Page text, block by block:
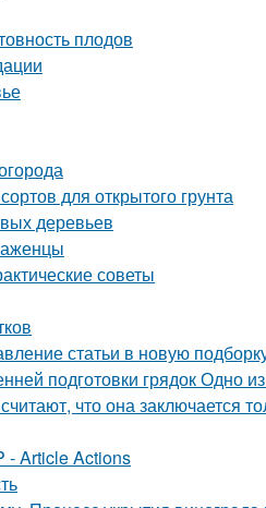
плодов
для открытого грунта
деревьев
советы
статьи в новую
подготовки грядок Одно
что она заключается
- Article Actions